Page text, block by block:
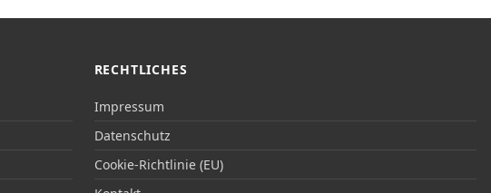
RECHTLICHES
Impressum
Datenschutz
Cookie-Richtlinie (EU)